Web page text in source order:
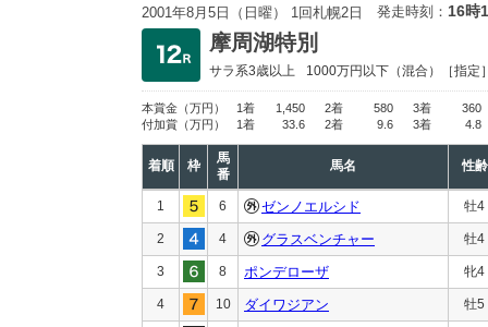
2001年8月5日（日曜） 1回札幌2日 発走時刻： 16時
摩周湖特別
サラ系3歳以上 1000万円以下 （混合）［指定
本賞金 （万円） 1着 1,450 2着 580 3着
360
付加賞 （万円） 1着 33.6 2着 9.6 3着 4.8
着順 枠
馬
番
馬名 性齢
1 6 ゼンノエルシド 牡4
2 4 グラスベンチャー 牡4
3 8 ポンデローザ 牝4
4 10 ダイワジアン 牡5